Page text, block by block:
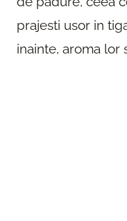
prajesti usor in
inainte, aroma lor